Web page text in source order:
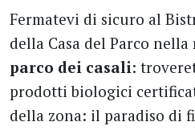
Fermatevi di sicuro al
della Casa del Parco nella
parco dei casali:
prodotti biologici
della zona: il paradiso di